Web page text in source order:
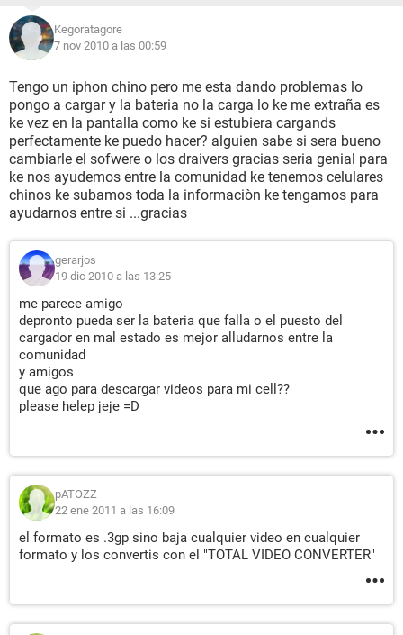
Kegoratagore
7 nov 2010 a las 00:59
Tengo un iphon chino pero me esta dando problemas lo
pongo a cargar y la bateria no la carga lo ke me extraña es
ke vez en la pantalla como ke si estubiera cargands
perfectamente ke puedo hacer? alguien sabe si sera bueno
cambiarle el sofwere o los draivers gracias seria genial para
ke nos ayudemos entre la comunidad ke tenemos celulares
chinos ke subamos toda la informaciòn ke tengamos para
ayudarnos entre si ...gracias
gerarjos
19 dic 2010 a las 13:25
me parece amigo
depronto pueda ser la bateria que falla o el puesto del
cargador en mal estado es mejor alludarnos entre la
comunidad
y amigos
que ago para descargar videos para mi cell??
please helep jeje =D
pATOZZ
22 ene 2011 a las 16:09
el formato es .3gp sino baja cualquier video en cualquier
formato y los convertis con el "TOTAL VIDEO CONVERTER"